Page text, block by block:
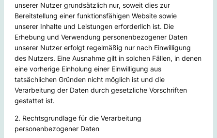
unserer Nutzer grundsätzlich nur, soweit dies zur
Bereitstellung einer funktionsfähigen Website sowie
unserer Inhalte und Leistungen erforderlich ist. Die
Erhebung und Verwendung personenbezogener Daten
unserer Nutzer erfolgt regelmäßig nur nach Einwilligung
des Nutzers. Eine Ausnahme gilt in solchen Fällen, in denen
eine vorherige Einholung einer Einwilligung aus
tatsächlichen Gründen nicht möglich ist und die
Verarbeitung der Daten durch gesetzliche Vorschriften
gestattet ist.
2. Rechtsgrundlage für die Verarbeitung
personenbezogener Daten